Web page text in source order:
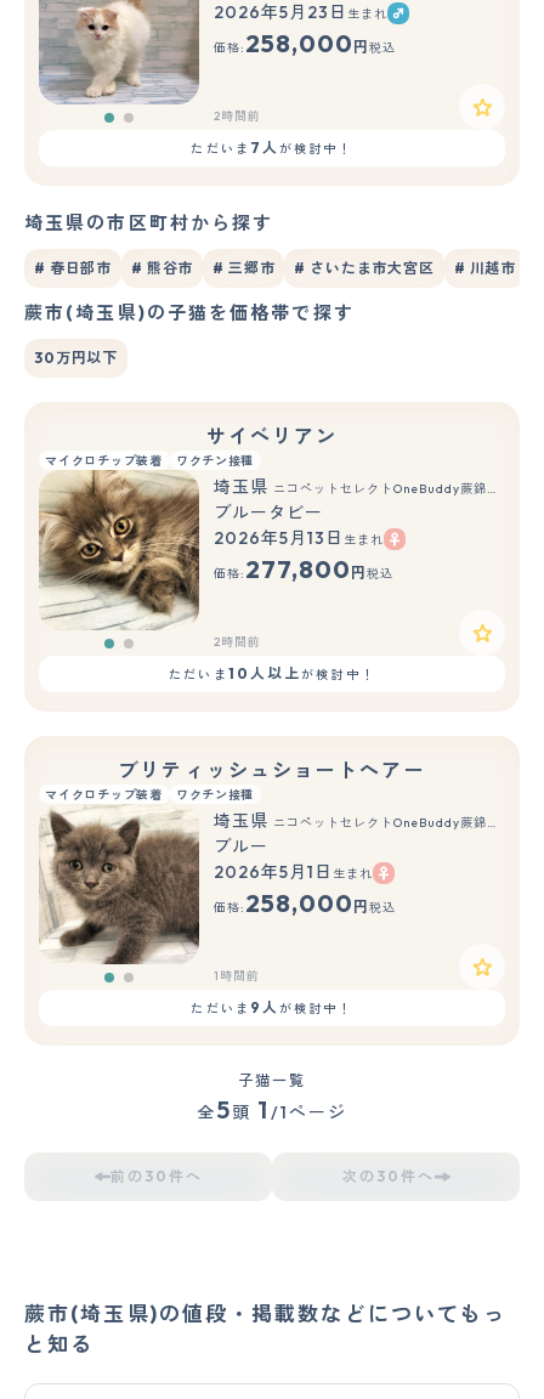
もっと見る
2026年5月23日 生まれ
価格: 258,000 円 税込
2時間前
ただいま 7人が検討中！
埼玉県の市区町村から探す
# 春日部市 # 熊谷市 # 三郷市 # さいたま市大宮区 # 川越市
蕨市(埼玉県)の子猫を価格帯で探す
30万円以下
サイベリアン
マイクロチップ装着 ワクチン接種
もっと見る
埼玉県 ニコペットセレクトOneBuddy蕨錦町店
ブルータビー
2026年5月13日 生まれ
価格: 277,800 円 税込
2時間前
ただいま 10人以上が検討中！
ブリティッシュショートヘアー
マイクロチップ装着 ワクチン接種
もっと見る
埼玉県 ニコペットセレクトOneBuddy蕨錦町店
ブルー
2026年5月1日 生まれ
価格: 258,000 円 税込
1時間前
ただいま 9人が検討中！
子猫一覧
全5頭 1 /1ページ
前の30件へ 次の30件へ
蕨市(埼玉県)の値段・掲載数などについてもっ
と知る